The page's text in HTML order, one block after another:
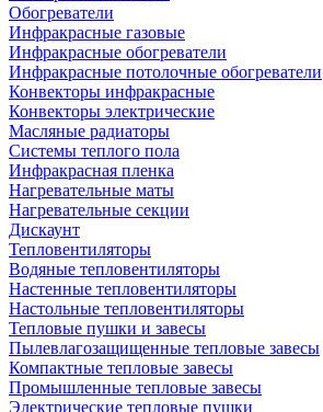
Обогреватели
Инфракрасные газовые
Инфракрасные обогреватели
Инфракрасные потолочные обогреватели
Конвекторы инфракрасные
Конвекторы электрические
Масляные радиаторы
Системы теплого пола
Инфракрасная пленка
Нагревательные маты
Нагревательные секции
Дискаунт
Тепловентиляторы
Водяные тепловентиляторы
Настенные тепловентиляторы
Настольные тепловентиляторы
Тепловые пушки и завесы
Пылевлагозащищенные тепловые завесы
Компактные тепловые завесы
Промышленные тепловые завесы
Электрические тепловые пушки